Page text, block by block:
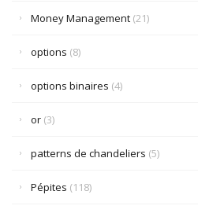
Money Management (21)
options (8)
options binaires (4)
or (3)
patterns de chandeliers (5)
Pépites (118)